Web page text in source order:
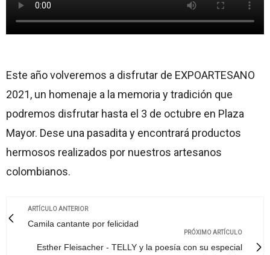
Este año volveremos a disfrutar de EXPOARTESANO
2021, un homenaje a la memoria y tradición que
podremos disfrutar hasta el 3 de octubre en Plaza
Mayor. Dese una pasadita y encontrará productos
hermosos realizados por nuestros artesanos
colombianos.
ARTÍCULO ANTERIOR
Camila cantante por felicidad
PRÓXIMO ARTÍCULO
Esther Fleisacher - TELLY y la poesía con su especial